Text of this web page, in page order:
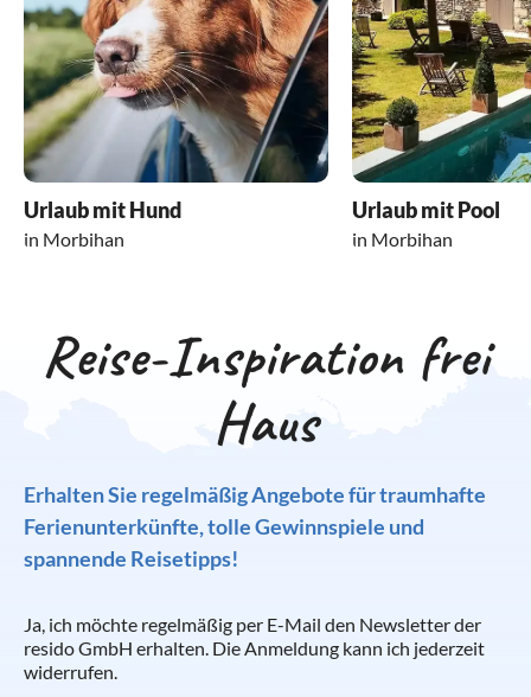
Urlaub mit Hund
in Morbihan
Urlaub mit Pool
in Morbihan
Reise-Inspiration frei
Haus
Erhalten Sie regelmäßig Angebote für traumhafte
Ferienunterkünfte, tolle Gewinnspiele und
spannende Reisetipps!
Ja, ich möchte regelmäßig per E-Mail den Newsletter der
resido GmbH erhalten. Die Anmeldung kann ich jederzeit
widerrufen.